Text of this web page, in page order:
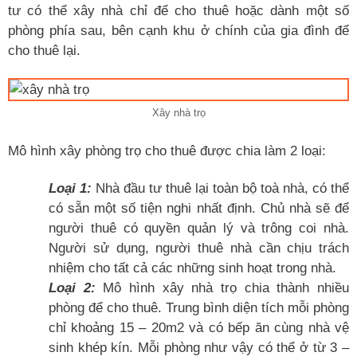
tư có thể xây nhà chỉ để cho thuê hoặc dành một số
phòng phía sau, bên cạnh khu ở chính của gia đình để
cho thuê lại.
Xây nhà trọ
Mô hình xây phòng trọ cho thuê được chia làm 2 loại:
Loại 1: Nhà đầu tư thuê lại toàn bộ toà nhà, có thể
có sẵn một số tiện nghi nhất định. Chủ nhà sẽ để
người thuê có quyền quản lý và trông coi nhà.
Người sử dụng, người thuê nhà cần chịu trách
nhiệm cho tất cả các những sinh hoạt trong nhà.
Loại 2: Mô hình xây nhà trọ chia thành nhiều
phòng để cho thuê. Trung bình diện tích mỗi phòng
chỉ khoảng 15 – 20m2 và có bếp ăn cùng nhà vệ
sinh khép kín. Mỗi phòng như vậy có thể ở từ 3 –